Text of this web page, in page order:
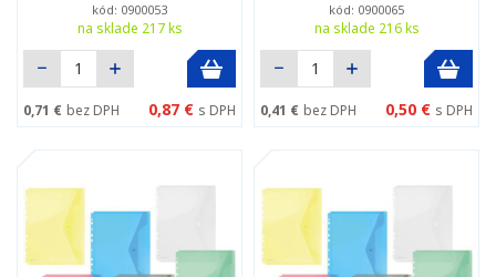
kód: 0900053
na sklade 217 ks
0,71 € bez DPH 0,87 € s DPH
kód: 0900065
na sklade 216 ks
0,41 € bez DPH 0,50 € s DPH